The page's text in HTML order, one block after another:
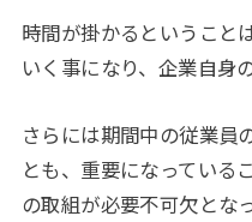
時間が掛かるということ
いく事になり、企業自身
さらには期間中の従業員
とも、重要になっている
の取組が必要不可欠とな